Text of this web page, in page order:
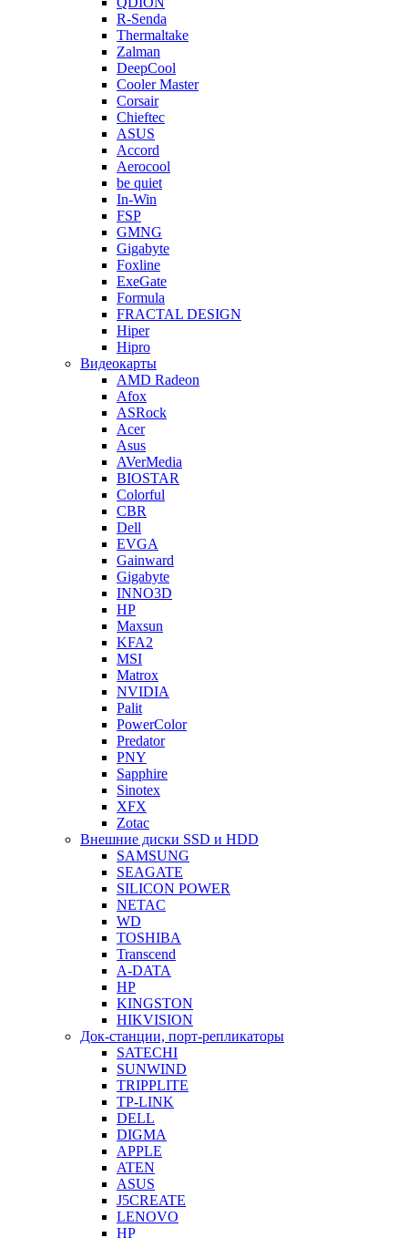
R-Senda
Thermaltake
Zalman
DeepCool
Cooler Master
Corsair
Chieftec
ASUS
Accord
Aerocool
be quiet
In-Win
FSP
GMNG
Gigabyte
Foxline
ExeGate
Formula
FRACTAL DESIGN
Hiper
Hipro
Видеокарты
AMD Radeon
Afox
ASRock
Acer
Asus
AVerMedia
BIOSTAR
Colorful
CBR
Dell
EVGA
Gainward
Gigabyte
INNO3D
HP
Maxsun
KFA2
MSI
Matrox
NVIDIA
Palit
PowerColor
Predator
PNY
Sapphire
Sinotex
XFX
Zotac
Внешние диски SSD и HDD
SAMSUNG
SEAGATE
SILICON POWER
NETAC
WD
TOSHIBA
Transcend
A-DATA
HP
KINGSTON
HIKVISION
Док-станции, порт-репликаторы
SATECHI
SUNWIND
TRIPPLITE
TP-LINK
DELL
DIGMA
APPLE
ATEN
ASUS
J5CREATE
LENOVO
HP